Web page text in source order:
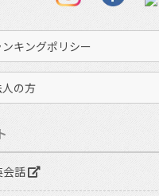
キングポリシー
の方
会話